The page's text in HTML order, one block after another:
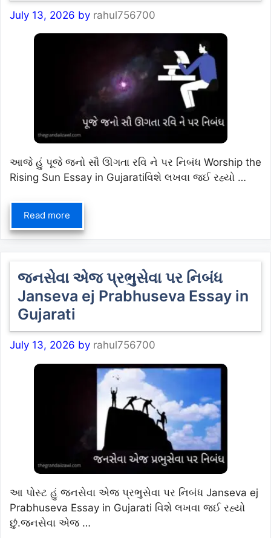
July 13, 2026 by rahul756700
આજે હું પૂજે જનો સૌ ઊગતા રવિ ને પર નિબંધ Worship the
Rising Sun Essay in Gujaratiવિશે લખવા જઈ રહ્યો …
Read more
જનસેવા એજ પ્રભુસેવા પર નિબંધ
Janseva ej Prabhuseva Essay in
Gujarati
July 13, 2026 by rahul756700
આ પોસ્ટ હું જનસેવા એજ પ્રભુસેવા પર નિબંધ Janseva ej
Prabhuseva Essay in Gujarati વિશે લખવા જઈ રહ્યો
છું.જનસેવા એજ …